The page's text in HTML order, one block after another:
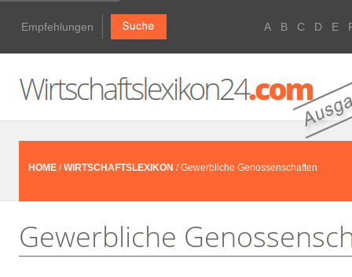
Empfehlungen A B C D E
HOME /WIRTSCHAFTSLEXIKON / Gewerbliche Genossenschaften
Gewerbliche